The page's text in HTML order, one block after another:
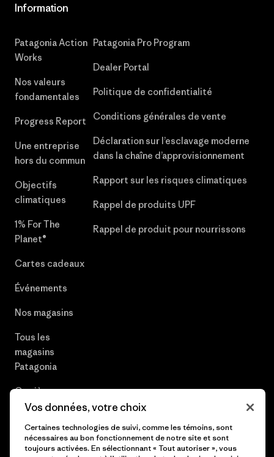
Information
Patagonia Action
Works
Nos valeurs
fondamentales
Progress Report
Une entreprise
hors du commun
Objectifs
climatiques
1% For The
Planet®
Cartes cadeaux
Événements
Nos magasins
Tous les
magasins
Patagonia
Carrières
Plan du site
Patagonia Pro Program
Dealer Portal
Politique de confidentialité
Conditions générales de vente
Déclaration sur l’esclavage moderne
dans la chaîne d’approvisionnement
Rapport sur les risques climatiques
Rappel de produits UPF
Rappel de produit pour nourrissons
Vos données, votre choix
Certaines technologies de suivi, comme les témoins, sont
nécessaires au bon fonctionnement de notre site et sont
toujours activées. En sélectionnant « Tout autoriser », vous